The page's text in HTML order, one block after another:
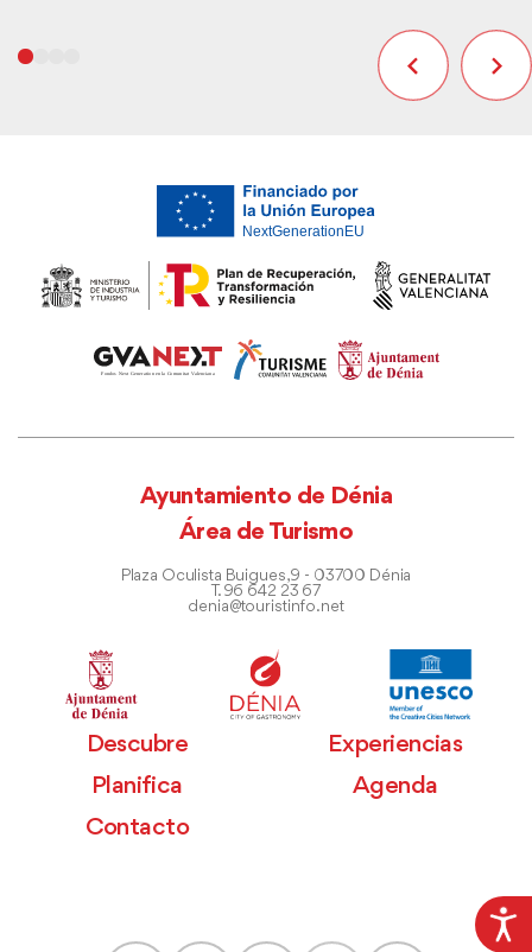
Ayuntamiento de Dénia
Área de Turismo
Plaza Oculista Buigues, 9 - 03700 Dénia
T. 96 642 23 67
denia@touristinfo.net
Descubre
Experiencias
Planifica
Agenda
Contacto